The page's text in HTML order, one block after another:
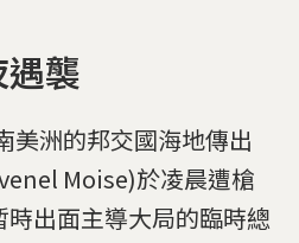
襲
美洲的邦交國海地傳出
Moise)於凌晨遭槍
出面主導大局的臨時總